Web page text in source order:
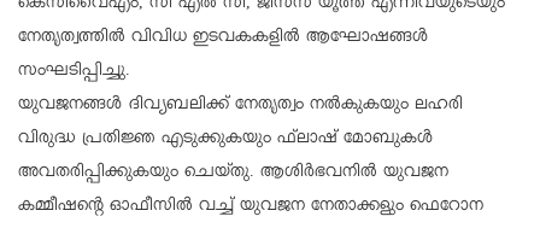
കെസിവൈഎം, സി എല്‍ സി, ജീസസ് യൂത്ത് എന്നിവയുടെയും
നേതൃത്വത്തില്‍ വിവിധ ഇടവകകളില്‍ ആഘോഷങ്ങള്‍
സംഘടിപ്പിച്ചു.
യുവജനങ്ങള്‍ ദിവ്യബലിക്ക് നേതൃത്വം നല്‍കുകയും ലഹരി
വിരുദ്ധ പ്രതിജ്ഞ എടുക്കുകയും ഫ്‌ലാഷ് മോബുകള്‍
അവതരിപ്പിക്കുകയും ചെയ്തു. ആശിര്‍ഭവനില്‍ യുവജന
കമ്മീഷന്റെ ഓഫീസില്‍ വച്ച് യുവജന നേതാക്കളും ഫെറോന